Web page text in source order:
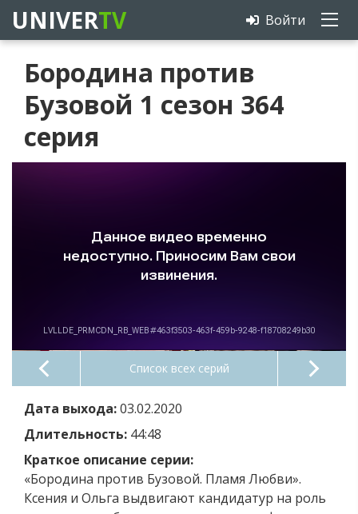
UNIVERTV Войти
Бородина против
Бузовой 1 сезон 364
серия
Список всех серий
Дата выхода:03.02.2020
Длительность: 44:48
Краткое описание серии:
«Бородина против Бузовой. Пламя Любви».
Ксения и Ольга выдвигают кандидатур на роль